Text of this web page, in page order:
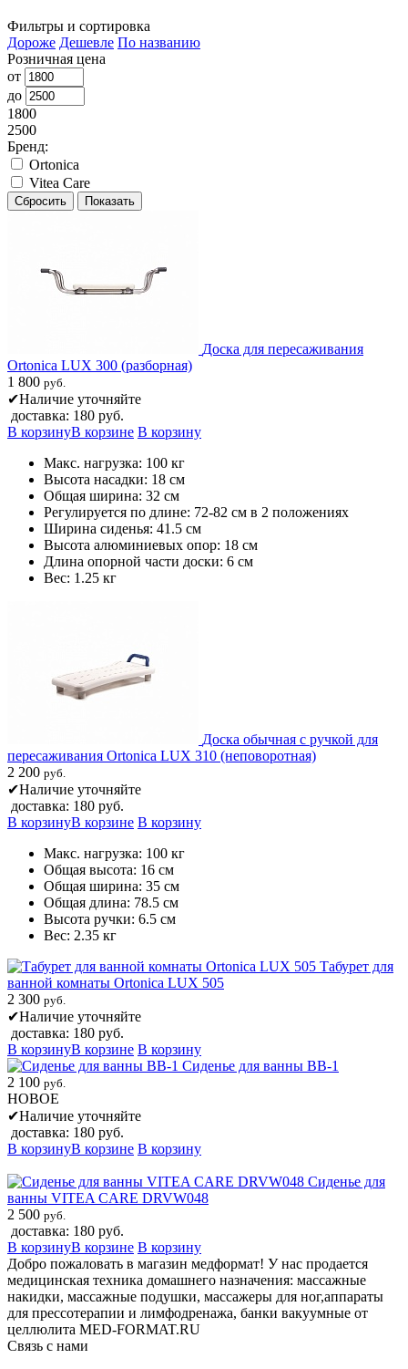
Фильтры и сортировка
Дороже Дешевле По названию
Розничная цена
от
до
1800
2500
Бренд:
Ortonica
Vitea Care
Доска для пересаживания
Ortonica LUX 300 (разборная)
1 800 руб.
✔Наличие уточняйте
доставка: 180 руб.
В корзинуВ корзине В корзину
Макс. нагрузка: 100 кг
Высота насадки: 18 см
Общая ширина: 32 см
Регулируется по длине: 72-82 см в 2 положениях
Ширина сиденья: 41.5 см
Высота алюминиевых опор: 18 см
Длина опорной части доски: 6 см
Вес: 1.25 кг
Доска обычная с ручкой для
пересаживания Ortonica LUX 310 (неповоротная)
2 200 руб.
✔Наличие уточняйте
доставка: 180 руб.
В корзинуВ корзине В корзину
Макс. нагрузка: 100 кг
Общая высота: 16 см
Общая ширина: 35 см
Общая длина: 78.5 см
Высота ручки: 6.5 см
Вес: 2.35 кг
Табурет для
ванной комнаты Ortonica LUX 505
2 300 руб.
✔Наличие уточняйте
доставка: 180 руб.
В корзинуВ корзине В корзину
Сиденье для ванны BB-1
2 100 руб.
НОВОЕ
✔Наличие уточняйте
доставка: 180 руб.
В корзинуВ корзине В корзину
Сиденье для
ванны VITEA CARE DRVW048
2 500 руб.
доставка: 180 руб.
В корзинуВ корзине В корзину
Добро пожаловать в магазин медформат! У нас продается
медицинская техника домашнего назначения: массажные
накидки, массажные подушки, массажеры для ног,аппараты
для прессотерапии и лимфодренажа, банки вакуумные от
целлюлита MED-FORMAT.RU
Связь с нами